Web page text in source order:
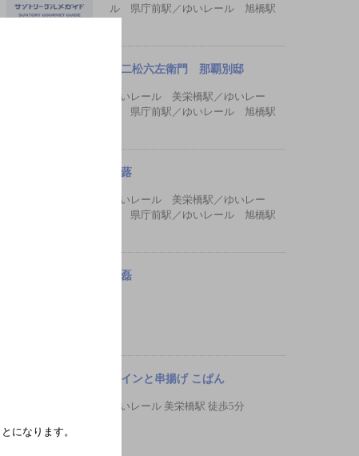
ル 県庁前駅／ゆいレール 旭橋駅
十二松六左衛門 那覇別邸
ゆいレール 美栄橋駅／ゆいレー
ル 県庁前駅／ゆいレール 旭橋駅
白蕗
ゆいレール 美栄橋駅／ゆいレー
ル 県庁前駅／ゆいレール 旭橋駅
和磊
ワインと串揚げ こぱん
ゆいレール 美栄橋駅 徒歩5分
になります。